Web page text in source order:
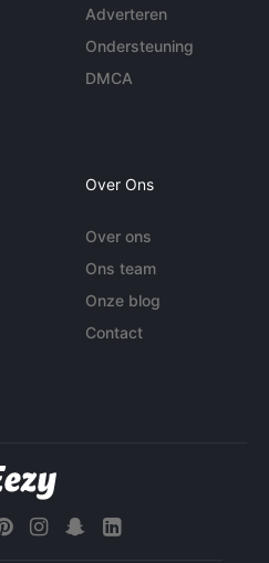
Adverteren
Ondersteuning
DMCA
Over Ons
Over ons
Ons team
Onze blog
Contact